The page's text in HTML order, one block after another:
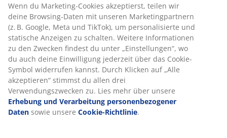
Artikelnummer: 3630105
Aufbauanleitung
Produkteigenschaften
Bewertungen
Wenn du Marketing-Cookies akzeptierst, teilen wir
deine Browsing-Daten mit unseren Marketingpartnern
(z. B. Google, Meta und TikTok), um personalisierte und
statische Anzeigen zu schalten. Weitere Informationen
zu den Zwecken findest du unter „Einstellungen“, wo
du auch deine Einwilligung jederzeit über das Cookie-
Symbol widerrufen kannst. Durch Klicken auf „Alle
akzeptieren“ stimmst du allen drei
Verwendungszwecken zu. Lies mehr über unsere
Erhebung und Verarbeitung personenbezogener
Daten sowie unsere Cookie-Richtlinie.